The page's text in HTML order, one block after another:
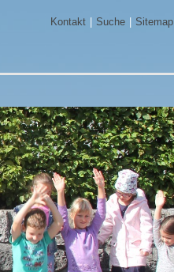
Kontakt Suche Sitemap